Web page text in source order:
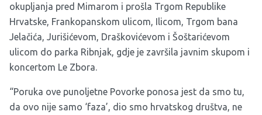
okupljanja pred Mimarom i prošla Trgom Republike
Hrvatske, Frankopanskom ulicom, Ilicom, Trgom bana
Jelačića, Jurišićevom, Draškovićevom i Šoštarićevom
ulicom do parka Ribnjak, gdje je završila javnim skupom i
koncertom Le Zbora.
“Poruka ove punoljetne Povorke ponosa jest da smo tu,
da ovo nije samo ‘faza’, dio smo hrvatskog društva, ne